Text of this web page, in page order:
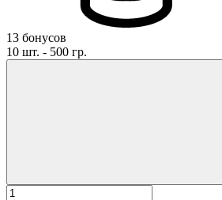
13 бонусов
10 шт. - 500 гр.